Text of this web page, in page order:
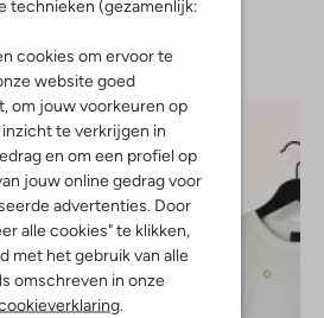
technieken (gezamenlijk:
cookies om ervoor te
website goed
om jouw voorkeuren op
inzicht te verkrijgen in
en om een profiel op
jouw online gedrag voor
advertenties. Door
alle cookies" te klikken,
met het gebruik van alle
omschreven in onze
.